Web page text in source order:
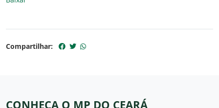
Compartilhar:
CONHEÇA O MP DO CEARÁ